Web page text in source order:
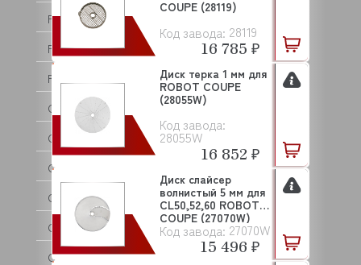
FRIULI
FROSTOR
FRXSH
GABINO
GAM
GARBIN
GASTROLUX
GASTROMIX
GASTRORAG
Код завода: 28119
COUPE (28119)
16 785 ₽
Код завода:
28055W
Диск терка 1 мм для
ROBOT COUPE
(28055W)
16 852 ₽
Код завода: 27070W
Диск слайсер
волнистый 5 мм для
CL50,52,60 ROBOT
COUPE (27070W)
15 496 ₽